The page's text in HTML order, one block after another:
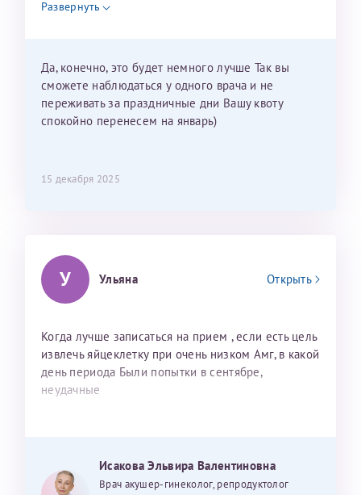
Можно мне новый год провести в Калининграде и
Развернуть
Да, конечно, это будет немного лучше Так вы
сможете наблюдаться у одного врача и не
переживать за праздничные дни Вашу квоту
спокойно перенесем на январь)
15 декабря 2025
У Ульяна Открыть
Когда лучше записаться на прием , если есть цель
извлечь яйцеклетку при очень низком Амг, в какой
день периода Были попытки в сентябре,
неудачные
Исакова Эльвира Валентиновна
Врач акушер-гинеколог, репродуктолог